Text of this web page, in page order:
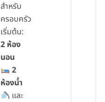
สำหรับ
ครอบครัว
เริ่มต้น:
2 ห้อง
นอน
2
ห้องน้ำ
และ